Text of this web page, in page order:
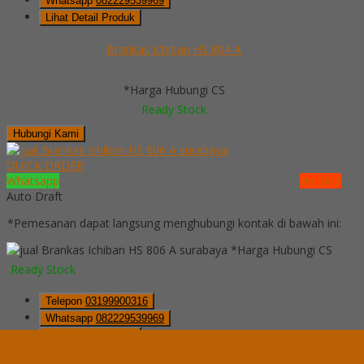
Lihat Detail Produk
Brankas Ichiban HS 804 A
*Harga Hubungi CS
Ready Stock
Hubungi Kami
QUICK ORDER
Whatsapp
via SMS
Auto Draft
*Pemesanan dapat langsung menghubungi kontak di bawah ini:
*Harga Hubungi CS
Ready Stock
Telepon 03199900316
Whatsapp 082229539969